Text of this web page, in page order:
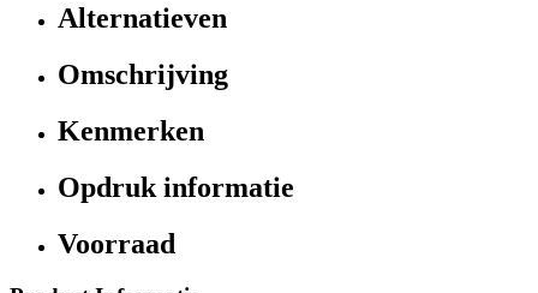
Alternatieven
Omschrijving
Kenmerken
Opdruk informatie
Voorraad